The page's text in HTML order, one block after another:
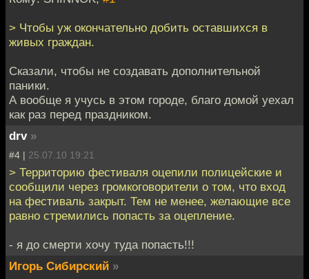
> Чтобы уж окончательно добить оставшихся в
живых граждан.
Сказали, чтобы не создавать дополнительной
паники.
А вообще я учусь в этом городе, благо домой уехал
как раз перед праздником.
drv »
#4 | 25.07.10 19:21
> Территорию фестиваля оцепили полицейские и
сообщили через громкоговорители о том, что вход
на фестиваль закрыт. Тем не менее, желающие все
равно стремились попасть за оцепление.
- я до смерти хочу туда попасть!!!
Игорь Сибирский »